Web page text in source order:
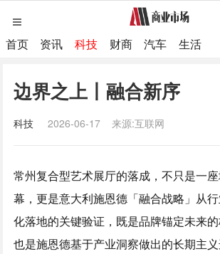
首页 资讯 科技 财商 汽车 生活
边界之上丨融合新序
科技 2026-06-17 来源:互联网
常州复合型艺术展厅的落成，不只是一
幕，更是意大利施恩德「融合战略」从
化落地的关键验证，既是品牌锚定未来的
也是施恩德基于产业洞察做出的长期主义